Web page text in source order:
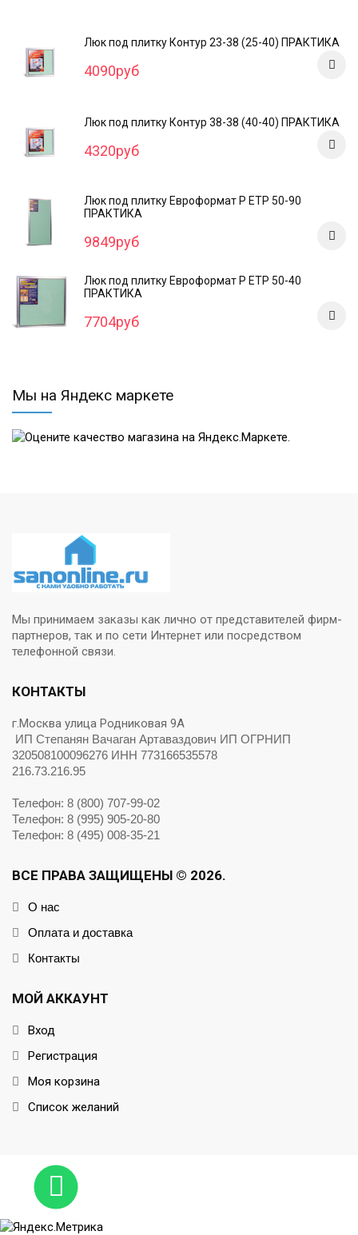
Люк под плитку Контур 23-38 (25-40) ПРАКТИКА
4090руб
Люк под плитку Контур 38-38 (40-40) ПРАКТИКА
4320руб
Люк под плитку Евроформат Р ЕТР 50-90
ПРАКТИКА
9849руб
Люк под плитку Евроформат Р ЕТР 50-40
ПРАКТИКА
7704руб
Мы на Яндекс маркете
Мы принимаем заказы как лично от представителей фирм-
партнеров, так и по сети Интернет или посредством
телефонной связи.
КОНТАКТЫ
г.Москва улица Родниковая 9А
ИП Степанян Вачаган Артаваздович ИП ОГРНИП
320508100096276 ИНН 773166535578
216.73.216.95
Телефон: 8 (800) 707-99-02
Телефон: 8 (995) 905-20-80
Телефон: 8 (495) 008-35-21
ВСЕ ПРАВА ЗАЩИЩЕНЫ © 2026.
О нас
Оплата и доставка
Контакты
МОЙ АККАУНТ
Вход
Регистрация
Моя корзина
Список желаний